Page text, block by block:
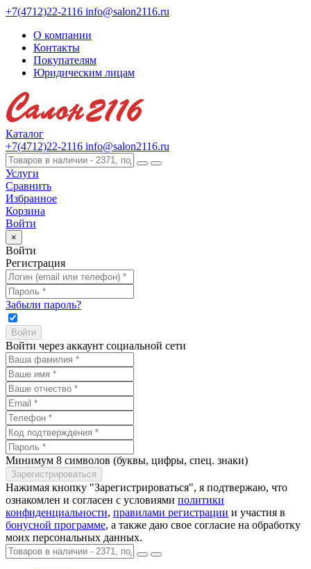
+7(4712)22-2116 info@salon2116.ru
О компании
Контакты
Покупателям
Юридическим лицам
Каталог
+7(4712)22-2116 info@salon2116.ru
Услуги
Сравнить
Избранное
Корзина
Войти
×
Войти
Регистрация
Забыли пароль?
Войти через аккаунт социальной сети
Минимум 8 символов (буквы, цифры, спец. знаки)
Нажимая кнопку "Зарегистрироваться", я подтвержаю, что
ознакомлен и согласен с условиями политики
конфиденциальности, правилами регистрации и участия в
бонусной программе, а также даю свое согласие на обработку
моих персональных данных.